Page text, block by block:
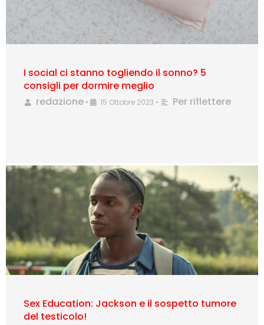
I social ci stanno togliendo il sonno? 5
consigli per dormire meglio
redazione • 15 Ottobre 2023 • Per riflettere
Sex Education: Jackson e il sospetto tumore
del testicolo!